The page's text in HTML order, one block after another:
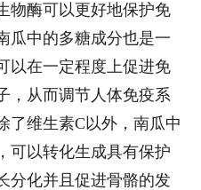
物酶可以更好地保护免
瓜中的多糖成分也是一
以在一定程度上促进免
，从而调节人体免疫系
了维生素C以外，南瓜中
可以转化生成具有保护
分化并且促进骨骼的发